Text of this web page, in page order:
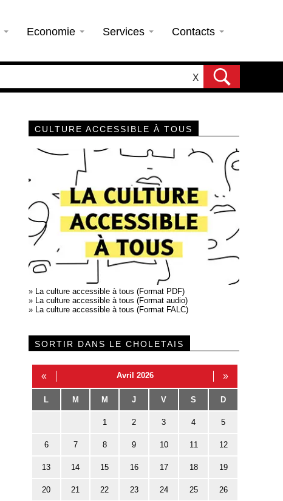
Economie Services Contacts
X
CULTURE ACCESSIBLE À TOUS
» La culture accessible à tous (Format PDF)
» La culture accessible à tous (Format audio)
» La culture accessible à tous (Format FALC)
SORTIR DANS LE CHOLETAIS
« Avril 2026 »
L M M J V S D
1 2 3 4 5
6 7 8 9 10 11 12
13 14 15 16 17 18 19
20 21 22 23 24 25 26